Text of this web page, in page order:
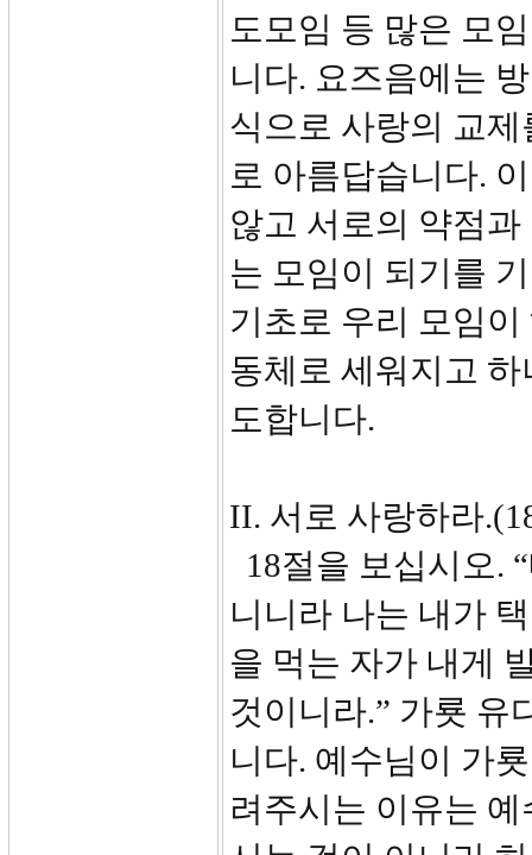
도모임 등 많은 모
니다. 요즈음에는
식으로 사랑의 교
로 아름답습니다.
않고 서로의 약점
는 모임이 되기를
기초로 우리 모임
동체로 세워지고
도합니다.
II. 서로 사랑하라
18절을 보십시오.
니니라 나는 내가
을 먹는 자가 내게
것이니라.” 가룟 유
니다. 예수님이 가
려주시는 이유는